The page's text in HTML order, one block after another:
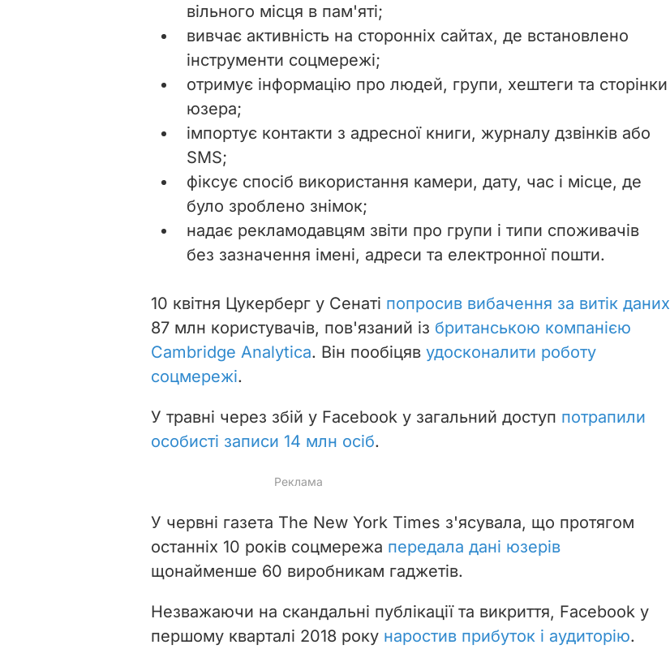
вільного місця в пам'яті;
вивчає активність на сторонніх сайтах, де встановлено
інструменти соцмережі;
отримує інформацію про людей, групи, хештеги та сторінки
юзера;
імпортує контакти з адресної книги, журналу дзвінків або
SMS;
фіксує спосіб використання камери, дату, час і місце, де
було зроблено знімок;
надає рекламодавцям звіти про групи і типи споживачів
без зазначення імені, адреси та електронної пошти.
10 квітня Цукерберг у Сенаті попросив вибачення за витік даних
87 млн користувачів, пов'язаний із британською компанією
Cambridge Analytica. Він пообіцяв удосконалити роботу
соцмережі.
У травні через збій у Facebook у загальний доступ потрапили
особисті записи 14 млн осіб.
У червні газета The New York Times з'ясувала, що протягом
останніх 10 років соцмережа передала дані юзерів
щонайменше 60 виробникам гаджетів.
Незважаючи на скандальні публікації та викриття, Facebook у
першому кварталі 2018 року наростив прибуток і аудиторію.